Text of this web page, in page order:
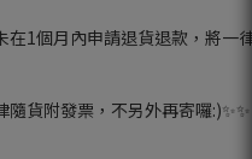
在1個月內申請退貨退款，將一
貨附發票，不另外再寄囉:)✨✨